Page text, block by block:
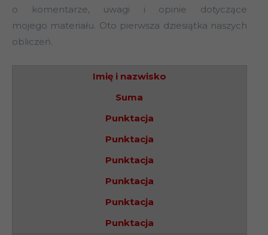
o komentarze, uwagi i opinie dotyczące
mojego materiału. Oto pierwsza dziesiątka naszych
obliczeń.
Imię i nazwisko
Suma
Punktacja
Punktacja
Punktacja
Punktacja
Punktacja
Punktacja